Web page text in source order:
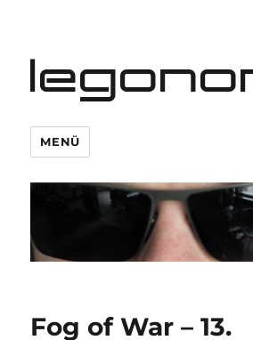
MENÜ
Fog of War – 13.